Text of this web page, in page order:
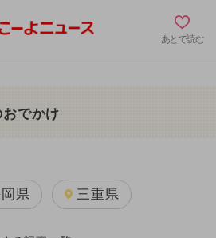
あとで読む
おでかけ
県 三重県